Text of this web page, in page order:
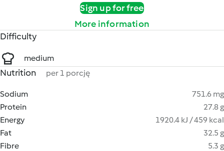
Sign up for free
More information
Difficulty
medium
Nutrition per 1 porcję
Sodium
751.6 mg
Protein
27.8 g
Energy
1920.4 kJ / 459 kcal
Fat
32.5 g
Fibre
5.3 g